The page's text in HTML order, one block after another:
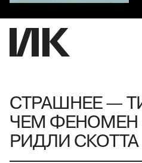
СТРАШНЕЕ —
ЧЕМ ФЕНОМЕН
РИДЛИ СКОТТА